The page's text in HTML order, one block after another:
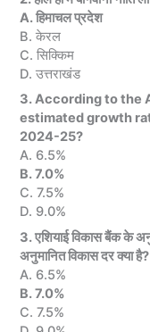
A. हिमाचल प्रदेश
B. केरल
C. सिक्किम
D. उत्तराखंड
3. According to the
estimated growth
2024-25?
A. 6.5%
B. 7.0%
C. 7.5%
D. 9.0%
3. एशियाई विकास बैंक के
अनुमानित विकास दर क्या है?
A. 6.5%
B. 7.0%
C. 7.5%